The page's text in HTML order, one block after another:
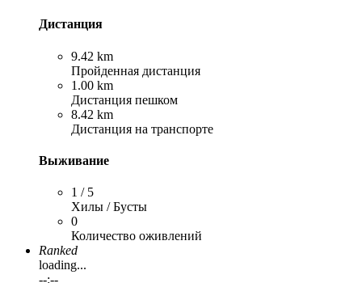
Дистанция
9.42 km
Пройденная дистанция
1.00 km
Дистанция пешком
8.42 km
Дистанция на транспорте
Выживание
1 / 5
Хилы / Бусты
0
Количество оживлений
Ranked
loading...
--:--